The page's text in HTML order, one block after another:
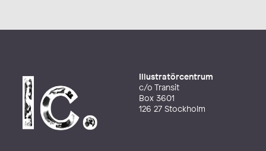
Illustratörcentrum
c/o Transit
Box 3601
126 27 Stockholm